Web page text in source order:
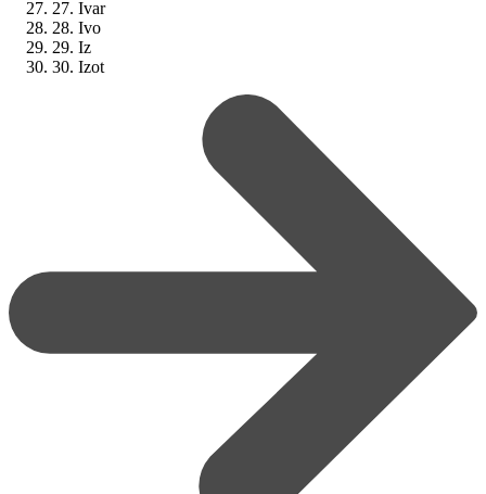
27. Ivar
28. Ivo
29. Iz
30. Izot